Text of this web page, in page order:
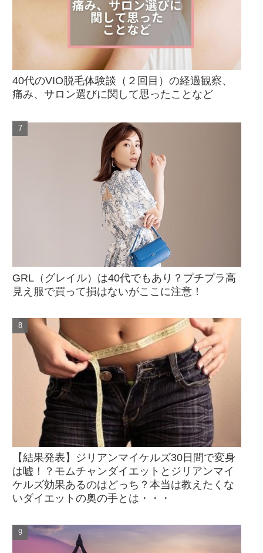
40代のVIO脱毛体験談（２回目）の経過観察、
痛み、サロン選びに関して思ったことなど
GRL（グレイル）は40代でもあり？プチプラ高
見え服で買って損はないがここに注意！
【結果発表】ジリアンマイケルズ30日間で変身
は嘘！？モムチャンダイエットとジリアンマイ
ケルズ効果あるのはどっち？本当は教えたくな
いダイエットの奥の手とは・・・